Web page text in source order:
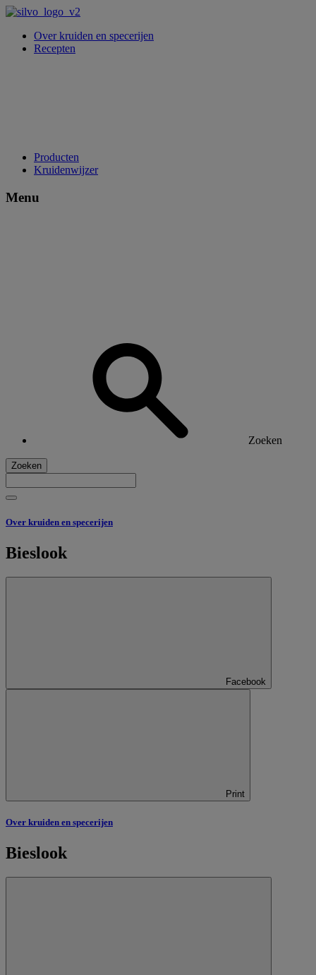
Over kruiden en specerijen
Recepten
Producten
Kruidenwijzer
Menu
Zoeken
Zoeken
Over kruiden en specerijen
Bieslook
Facebook
Print
Over kruiden en specerijen
Bieslook